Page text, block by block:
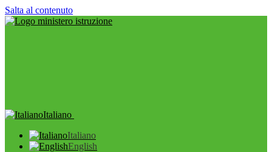
Salta al contenuto
Italiano
Italiano
English